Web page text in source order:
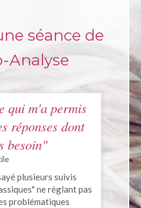
séance de
Analyse
qui m'a permis
réponses dont
besoin"
plusieurs suivis
ne réglant pas
problématiques